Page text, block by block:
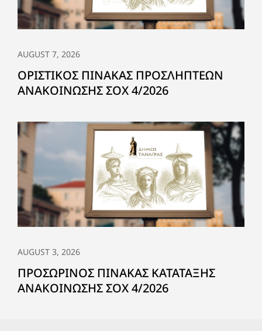
AUGUST 7, 2026
ΟΡΙΣΤΙΚΟΣ ΠΙΝΑΚΑΣ ΠΡΟΣΛΗΠΤΕΩΝ
ΑΝΑΚΟΙΝΩΣΗΣ ΣΟΧ 4/2026
AUGUST 3, 2026
ΠΡΟΣΩΡΙΝΟΣ ΠΙΝΑΚΑΣ ΚΑΤΑΤΑΞΗΣ
ΑΝΑΚΟΙΝΩΣΗΣ ΣΟΧ 4/2026